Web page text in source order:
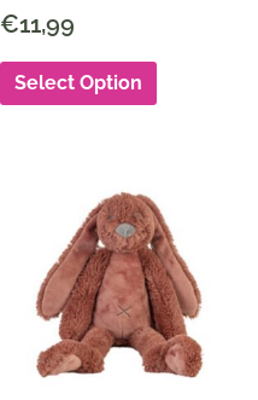
€11,99
Select Option